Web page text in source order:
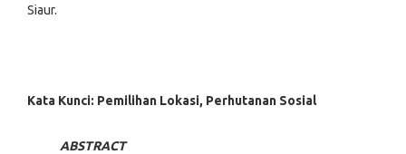
Siaur.
Kata Kunci: Pemilihan Lokasi, Perhutanan Sosial
ABSTRACT